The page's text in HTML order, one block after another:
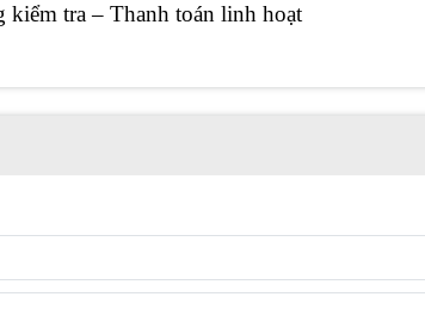
kiểm tra – Thanh toán linh hoạt